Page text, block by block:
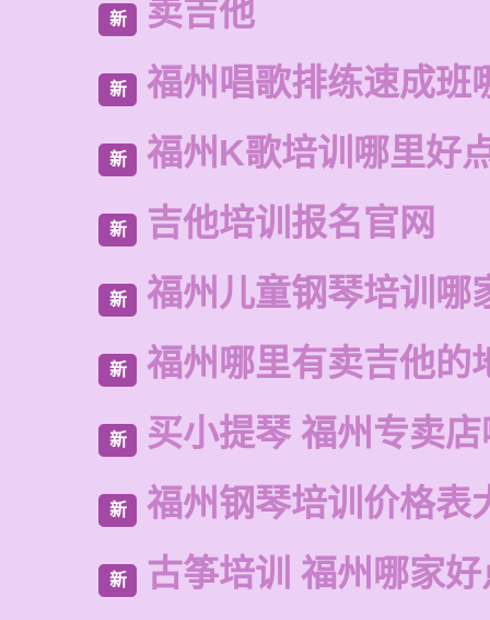
新 卖吉他
新 福州唱歌排练速成班
新 福州K歌培训哪里好
新 吉他培训报名官网
新 福州儿童钢琴培训哪
新 福州哪里有卖吉他的
新 买小提琴 福州专卖
新 福州钢琴培训价格表
新 古筝培训 福州哪家好